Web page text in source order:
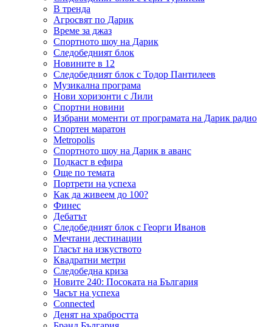
В тренда
Агросвят по Дарик
Време за джаз
Спортното шоу на Дарик
Следобедният блок
Новините в 12
Следобедният блок с Тодор Пантилеев
Музикална програма
Нови хоризонти с Лили
Спортни новини
Избрани моменти от програмата на Дарик радио
Спортен маратон
Metropolis
Спортното шоу на Дарик в аванс
Подкаст в ефира
Още по темата
Портрети на успеха
Как да живеем до 100?
Финес
Дебатът
Следобедният блок с Георги Иванов
Мечтани дестинации
Гласът на изкуството
Квадратни метри
Следобедна криза
Новите 240: Посоката на България
Часът на успеха
Connected
Денят на храбростта